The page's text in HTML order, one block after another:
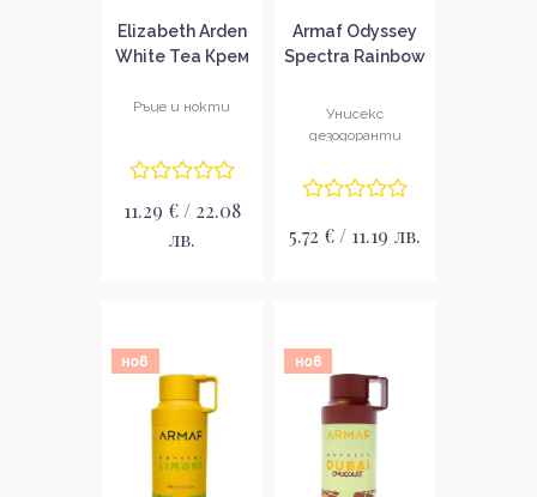
Elizabeth Arden
White Tea Крем
Ръце и нокти
11.29 € / 22.08
лв.
Armaf Odyssey
Spectra Rainbow
спрей за тяло
Унисекс
дезодоранти
5.72 € / 11.19 лв.
нов нов